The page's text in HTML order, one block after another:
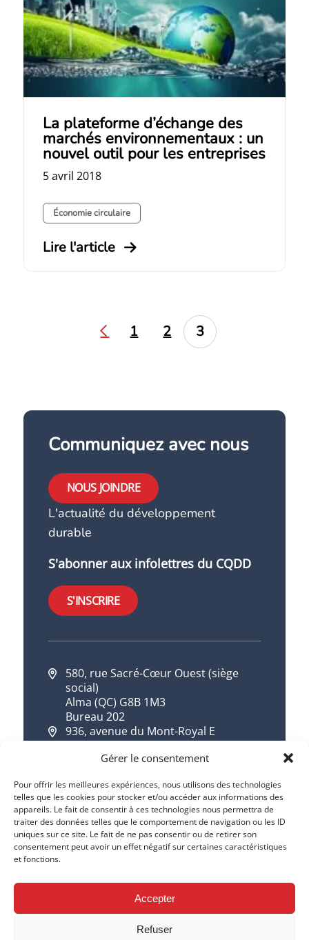
Gérer le consentement
Pour offrir les meilleures expériences, nous utilisons des technologies
telles que les cookies pour stocker et/ou accéder aux informations des
appareils. Le fait de consentir à ces technologies nous permettra de
traiter des données telles que le comportement de navigation ou les ID
uniques sur ce site. Le fait de ne pas consentir ou de retirer son
consentement peut avoir un effet négatif sur certaines caractéristiques
et fonctions.
Accepter
Refuser
La plateforme d’échange des
marchés environnementaux : un
nouvel outil pour les entreprises
5 avril 2018
Économie circulaire
Lire l'article
1 2 3
Communiquez avec nous
NOUS JOINDRE
L'actualité du développement
durable
S'abonner aux infolettres du CQDD
S'INSCRIRE
580, rue Sacré-Cœur Ouest (siège
social)
Alma (QC) G8B 1M3
Bureau 202
936, avenue du Mont-Royal E
Montréal (QC) H2J 1X2
418 668-7533
1 844 668-7533
info@cqdd.qc.ca